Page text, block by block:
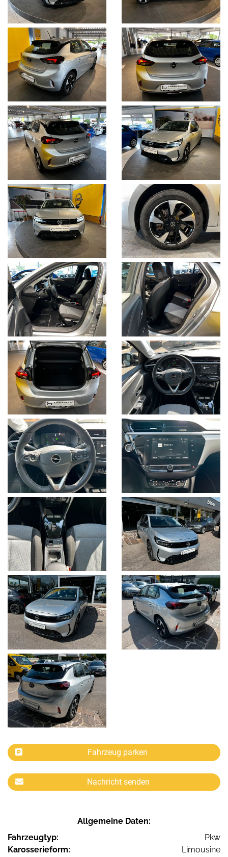
Fahrzeug parken
Nachricht senden
Allgemeine Daten:
Fahrzeugtyp:
Pkw
Karosserieform:
Limousine